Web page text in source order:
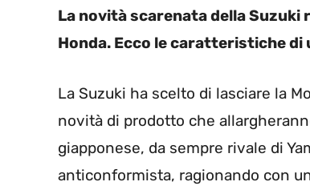
La novità scarenata della Suzuki
Honda. Ecco le caratteristiche
La Suzuki ha scelto di lasciare la
novità di prodotto che
giapponese, da sempre rivale di
anticonformista, ragionando con